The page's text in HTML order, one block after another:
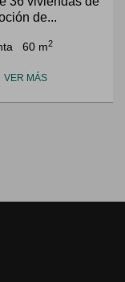
de...
60 m2
VER MÁS